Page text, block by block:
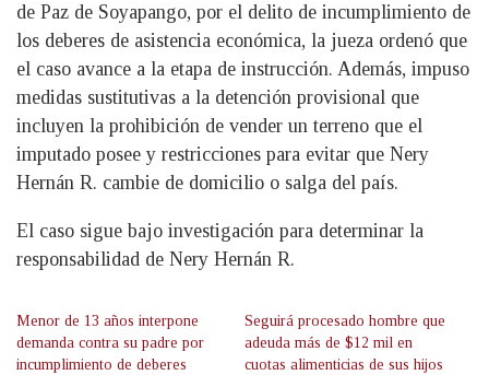
de Paz de Soyapango, por el delito de incumplimiento de
los deberes de asistencia económica, la jueza ordenó que
el caso avance a la etapa de instrucción. Además, impuso
medidas sustitutivas a la detención provisional que
incluyen la prohibición de vender un terreno que el
imputado posee y restricciones para evitar que Nery
Hernán R. cambie de domicilio o salga del país.
El caso sigue bajo investigación para determinar la
responsabilidad de Nery Hernán R.
Menor de 13 años interpone
demanda contra su padre por
incumplimiento de deberes
Seguirá procesado hombre que
adeuda más de $12 mil en
cuotas alimenticias de sus hijos